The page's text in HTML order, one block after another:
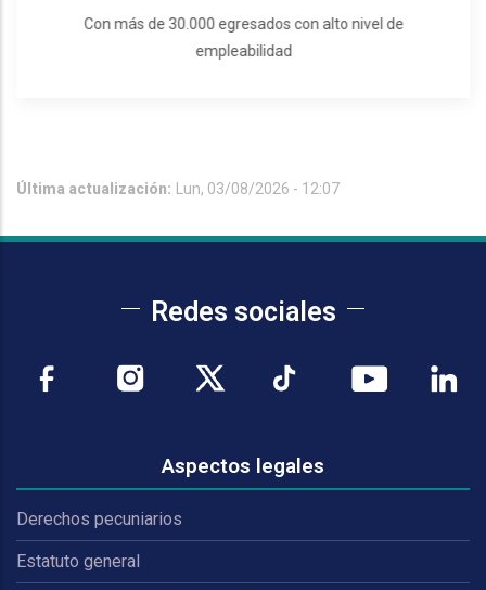
Con más de 30.000 egresados con alto nivel de
empleabilidad
Última actualización: Lun, 03/08/2026 - 12:07
Redes sociales
Aspectos legales
Derechos pecuniarios
Estatuto general